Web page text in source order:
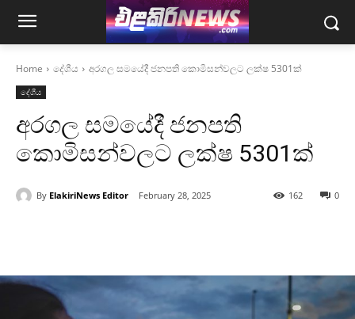
Home දේශීය අරගල සමයේදී ජනපති කොමිසන්වලට ලක්ෂ 5301ක්
දේශීය
අරගල සමයේදී ජනපති
කොමිසන්වලට ලක්ෂ 5301ක්
By ElakiriNews Editor February 28, 2025 0
162